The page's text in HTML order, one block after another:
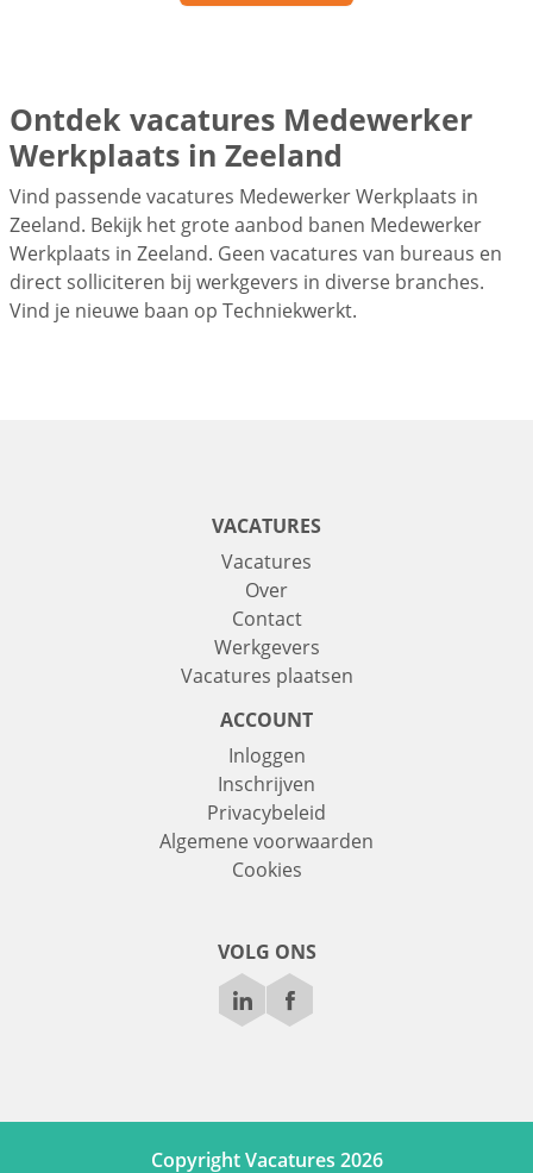
Ontdek vacatures Medewerker
Werkplaats in Zeeland
Vind passende vacatures Medewerker Werkplaats in
Zeeland. Bekijk het grote aanbod banen Medewerker
Werkplaats in Zeeland. Geen vacatures van bureaus en
direct solliciteren bij werkgevers in diverse branches.
Vind je nieuwe baan op Techniekwerkt.
VACATURES
Vacatures
Over
Contact
Werkgevers
Vacatures plaatsen
ACCOUNT
Inloggen
Inschrijven
Privacybeleid
Algemene voorwaarden
Cookies
VOLG ONS
Copyright Vacatures 2026